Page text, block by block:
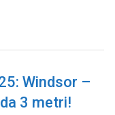
Windsor –
3 metri!